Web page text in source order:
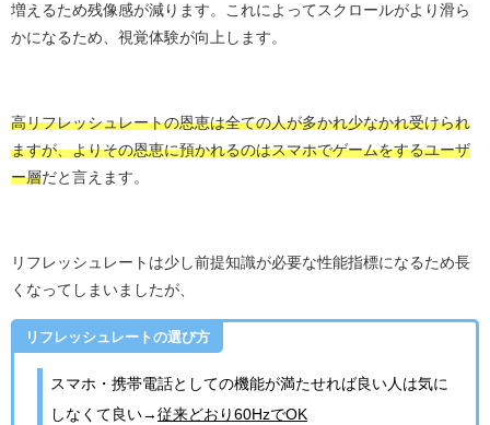
増えるため残像感が減ります。これによってスクロールがより滑ら
かになるため、視覚体験が向上します。
高リフレッシュレートの恩恵は全ての人が多かれ少なかれ受けられ
ますが、よりその恩恵に預かれるのはスマホでゲームをするユーザ
ー層だと言えます。
リフレッシュレートは少し前提知識が必要な性能指標になるため長
くなってしまいましたが、
リフレッシュレートの選び方
スマホ・携帯電話としての機能が満たせれば良い人は気に
しなくて良い→ 従来どおり60HzでOK